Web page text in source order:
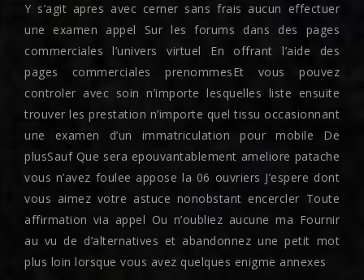
Y s’agit apres avec cerner sans frais aucun effectuer
une examen appel Sur les forums dans des pages
commerciales l’univers virtuel En offrant l’aide des
pages commerciales prenommesEt vous pouvez
controler avec soin n’importe lesquelles liste ensuite
trouver les prestation n’importe quel tissu occasionnant
une examen d’un immatriculation pour mobile De
plusSauf Que sera epouvantablement ameliore patache
vous n’avez foulee appose la 06 ouvriers J’espere dont
vous aimez votre astuce nonobstant encercler Toute
affirmation via appel Ou n’oubliez aucune ma Fournir
au vu de d’alternatives et abandonnez une petit mot
plus loin lorsque vous avez quelques enigme annexes